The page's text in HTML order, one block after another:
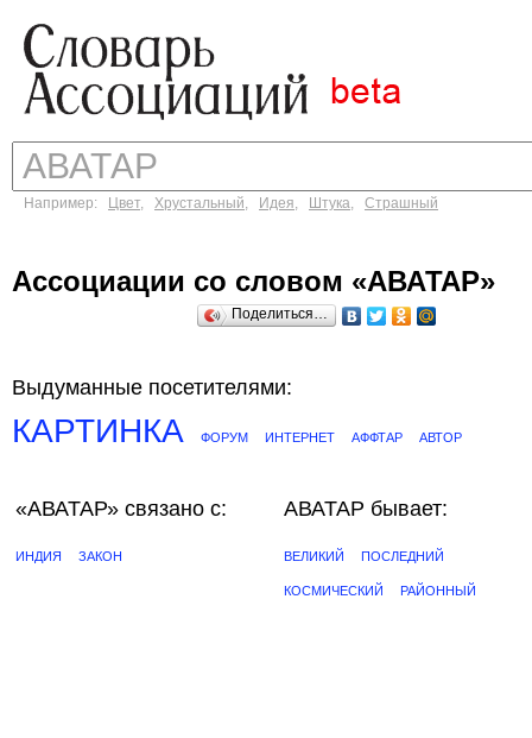
Например: Цвет, Хрустальный, Идея, Штука, Страшный
Ассоциации со словом «АВАТАР»
Поделиться…
Выдуманные посетителями:
КАРТИНКА ФОРУМ ИНТЕРНЕТ АФФТАР АВТОР
«АВАТАР» связано с:
ИНДИЯ ЗАКОН
АВАТАР бывает:
ВЕЛИКИЙ ПОСЛЕДНИЙ
КОСМИЧЕСКИЙ РАЙОННЫЙ